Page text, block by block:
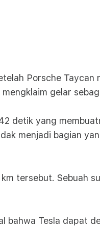
Porsche
gelar
detik yang
menjadi bagian
tersebut. Sebuah
Tesla dapat